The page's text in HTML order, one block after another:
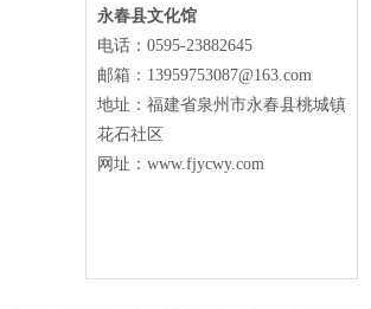
永春县文化馆
电话：0595-23882645
邮箱：13959753087@163.com
地址：福建省泉州市永春县桃城镇
花石社区
网址：www.fjycwy.com